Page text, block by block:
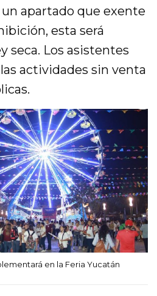
apartado que exente
esta será
seca. Los asistentes
actividades sin venta
en la Feria Yucatán